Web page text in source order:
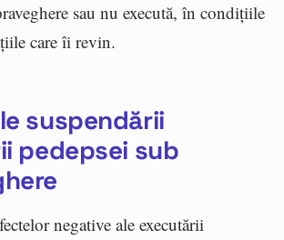
sau nu execută, în condițiile
care îi revin.
suspendării
pedepsei sub
negative ale executării